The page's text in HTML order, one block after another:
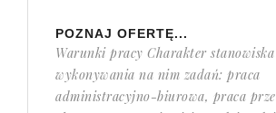
POZNAJ OFERTĘ...
Warunki pracy Charakter stanowiska
wykonywania na nim zadań: praca
administracyjno-biurowa, praca